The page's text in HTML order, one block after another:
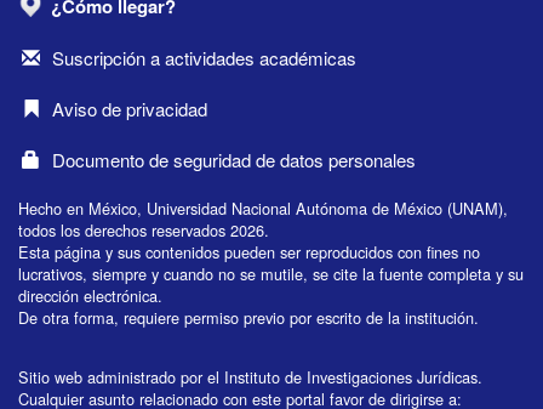
¿Cómo llegar?
Suscripción a actividades académicas
Aviso de privacidad
Documento de seguridad de datos personales
Hecho en México, Universidad Nacional Autónoma de México (UNAM),
todos los derechos reservados 2026.
Esta página y sus contenidos pueden ser reproducidos con fines no
lucrativos, siempre y cuando no se mutile, se cite la fuente completa y su
dirección electrónica.
De otra forma, requiere permiso previo por escrito de la institución.
Sitio web administrado por el Instituto de Investigaciones Jurídicas.
Cualquier asunto relacionado con este portal favor de dirigirse a: